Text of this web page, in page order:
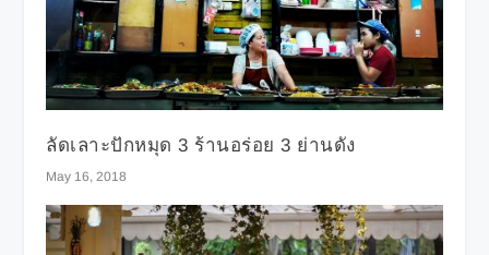
ลัดเลาะปักหมุด 3 ร้านอร่อย 3 ย่านดัง
May 16, 2018